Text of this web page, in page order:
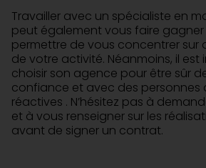
Travailler avec un spécialiste en
peut également vous faire
permettre de vous concentrer sur
de votre activité. Néanmoins, il
choisir son agence pour être sûr
confiance et avec des personnes
réactives . N’hésitez pas à
et à vous renseigner sur les
avant de signer un contrat.